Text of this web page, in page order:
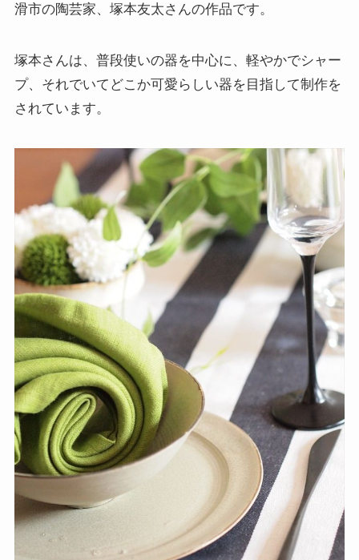
滑市の陶芸家、塚本友太さんの作品です。
塚本さんは、普段使いの器を中心に、軽やかでシャー
プ、それでいてどこか可愛らしい器を目指して制作を
されています。